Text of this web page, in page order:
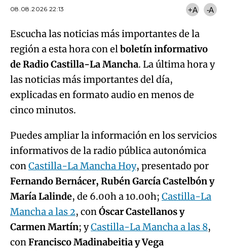
08.08.2026 22:13
+A -A
Escucha las noticias más importantes de la
región a esta hora con elboletín informativo
de Radio Castilla-La Mancha. La última hora y
las noticias más importantes del día,
explicadas en formato audio en menos de
cinco minutos.
Puedes ampliar la información en los servicios
informativos de la radio pública autonómica
conCastilla-La Mancha Hoy, presentado por
Fernando Bernácer, Rubén García Castelbón y
María Lalinde, de 6.00h a 10.00h; Castilla-La
Mancha a las 2, conÓscar Castellanos y
Carmen Martín; yCastilla-La Mancha a las 8,
conFrancisco Madinabeitia y Vega